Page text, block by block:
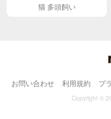
猫 多頭飼い
お問い合わせ 利用規約 プ
Copyright ©